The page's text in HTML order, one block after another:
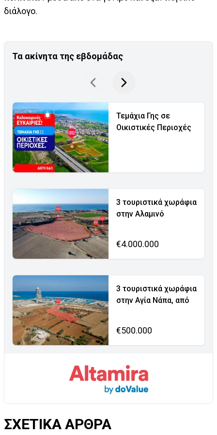
διάλογο.
Τα ακίνητα της εβδομάδας
Τεμάχια Γης σε
Οικιστικές Περιοχές
3 τουριστικά χωράφια
στην Αλαμινό
€4.000.000
3 τουριστικά χωράφια
στην Αγία Νάπα, από
€500.000
ΣΧΕΤΙΚΑ ΑΡΘΡΑ